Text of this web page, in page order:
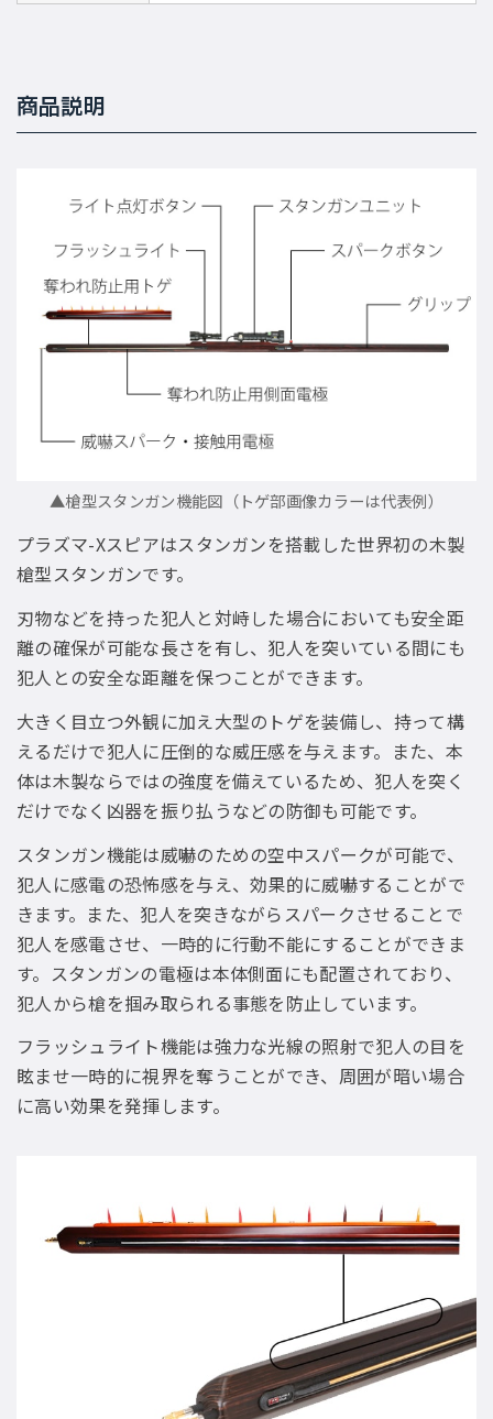
商品説明
▲槍型スタンガン機能図（トゲ部画像カラーは代表例）
プラズマ-Xスピアはスタンガンを搭載した世界初の木製
槍型スタンガンです。
刃物などを持った犯人と対峙した場合においても安全距
離の確保が可能な長さを有し、犯人を突いている間にも
犯人との安全な距離を保つことができます。
大きく目立つ外観に加え大型のトゲを装備し、持って構
えるだけで犯人に圧倒的な威圧感を与えます。また、本
体は木製ならではの強度を備えているため、犯人を突く
だけでなく凶器を振り払うなどの防御も可能です。
スタンガン機能は威嚇のための空中スパークが可能で、
犯人に感電の恐怖感を与え、効果的に威嚇することがで
きます。また、犯人を突きながらスパークさせることで
犯人を感電させ、一時的に行動不能にすることができま
す。スタンガンの電極は本体側面にも配置されており、
犯人から槍を掴み取られる事態を防止しています。
フラッシュライト機能は強力な光線の照射で犯人の目を
眩ませ一時的に視界を奪うことができ、周囲が暗い場合
に高い効果を発揮します。